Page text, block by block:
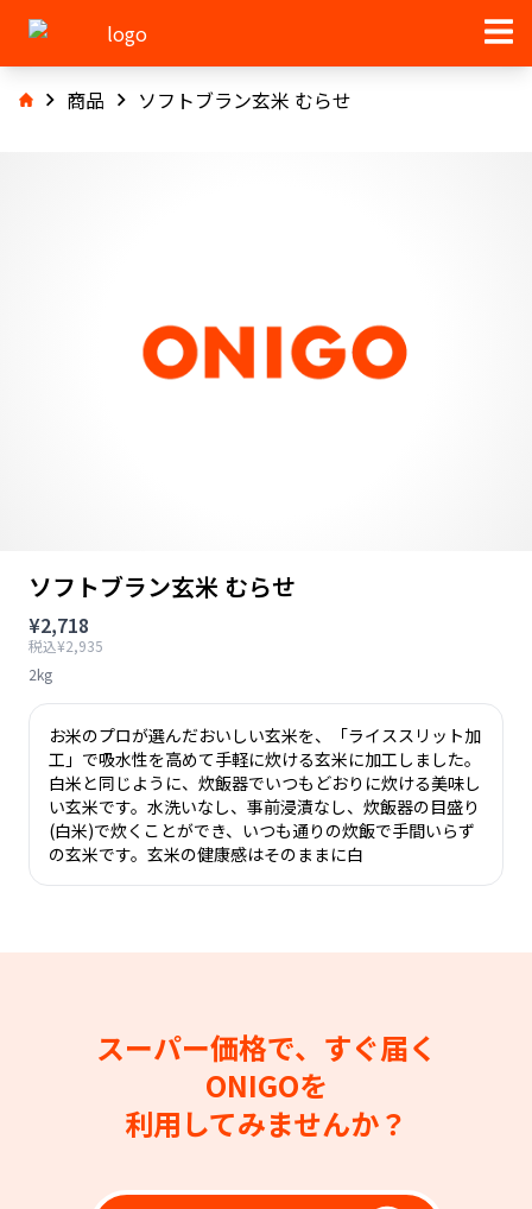
商品 ソフトブラン玄米 むらせ
ソフトブラン玄米 むらせ
¥2,718
税込¥2,935
2kg
お米のプロが選んだおいしい玄米を、「ライススリット加
工」で吸水性を高めて手軽に炊ける玄米に加工しました。
白米と同じように、炊飯器でいつもどおりに炊ける美味し
い玄米です。水洗いなし、事前浸漬なし、炊飯器の目盛り
(白米)で炊くことができ、いつも通りの炊飯で手間いらず
の玄米です。玄米の健康感はそのままに白
スーパー価格で、すぐ届く
ONIGOを
利用してみませんか？